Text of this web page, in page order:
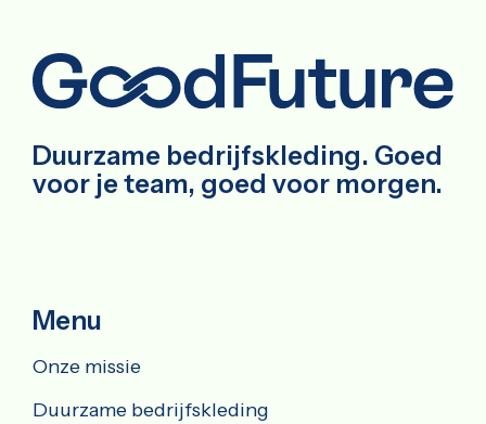
Duurzame bedrijfskleding. Goed
voor je team, goed voor morgen.
Menu
Onze missie
Duurzame bedrijfskleding